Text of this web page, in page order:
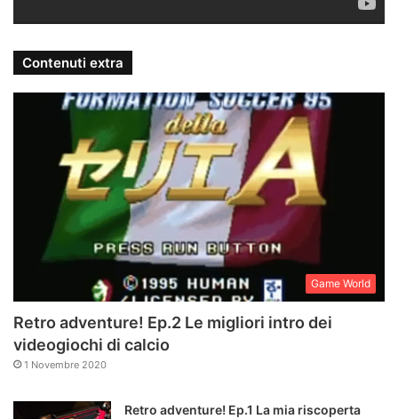
Contenuti extra
Game World
Retro adventure! Ep.2 Le migliori intro dei
videogiochi di calcio
1 Novembre 2020
Retro adventure! Ep.1 La mia riscoperta